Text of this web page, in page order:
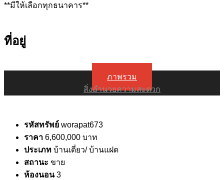
**มีให้เลือกทุกธนาคาร**
ที่อยู่
ภาพรวม
สิ่งอำนวยความสะดวก
รหัสทรัพย์ worapat673
ราคา 6,600,000 บาท
ประเภท บ้านเดี่ยว/ บ้านแฝด
สถานะ ขาย
ห้องนอน 3